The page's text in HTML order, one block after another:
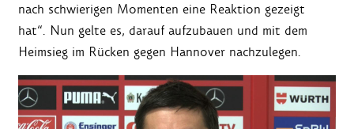
nach schwierigen Momenten eine Reaktion gezeigt
hat“. Nun gelte es, darauf aufzubauen und mit dem
Heimsieg im Rücken gegen Hannover nachzulegen.